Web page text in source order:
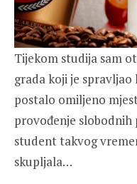
Tijekom studija sam
grada koji je spravljao
postalo omiljeno
provođenje slobodnih
student takvog
skupljala…